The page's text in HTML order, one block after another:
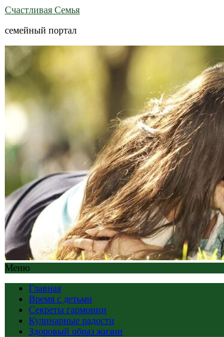
Счастливая Семья
семейный портал
Меню
Главная
Время с детьми
Секреты гармонии
Кулинарные радости
Здоровый образ жизни